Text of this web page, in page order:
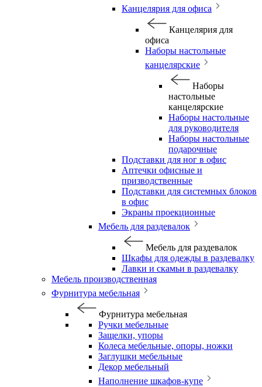
Канцелярия для офиса
Канцелярия для
офиса
Наборы настольные
канцелярские
Наборы
настольные
канцелярские
Наборы настольные
для руководителя
Наборы настольные
подарочные
Подставки для ног в офис
Аптечки офисные и
призводственные
Подставки для системных блоков
в офис
Экраны проекционные
Мебель для раздевалок
Мебель для раздевалок
Шкафы для одежды в раздевалку
Лавки и скамьи в раздевалку
Мебель производственная
Фурнитура мебельная
Фурнитура мебельная
Ручки мебельные
Защелки, упоры
Колеса мебельные, опоры, ножки
Заглушки мебельные
Декор мебельный
Наполнение шкафов-купе